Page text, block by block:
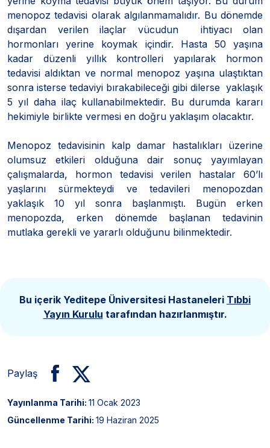
menopoz tedavisi olarak algılanmamalıdır. Bu dönemde
dışardan verilen ilaçlar vücudun ihtiyacı olan
hormonları yerine koymak içindir. Hasta 50 yaşına
kadar düzenli yıllık kontrolleri yapılarak hormon
tedavisi aldıktan ve normal menopoz yaşına ulaştıktan
sonra isterse tedaviyi bırakabileceği gibi dilerse yaklaşık
5 yıl daha ilaç kullanabilmektedir. Bu durumda kararı
hekimiyle birlikte vermesi en doğru yaklaşım olacaktır.
Menopoz tedavisinin kalp damar hastalıkları üzerine
olumsuz etkileri olduğuna dair sonuç yayımlayan
çalışmalarda, hormon tedavisi verilen hastalar 60’lı
yaşlarını sürmekteydi ve tedavileri menopozdan
yaklaşık 10 yıl sonra başlanmıştı. Bugün erken
menopozda, erken dönemde başlanan tedavinin
mutlaka gerekli ve yararlı olduğunu bilinmektedir.
Bu içerik Yeditepe Üniversitesi Hastaneleri Tıbbi
Yayın Kurulu tarafından hazırlanmıştır.
Paylaş
Yayınlanma Tarihi: 11 Ocak 2023
Güncellenme Tarihi: 19 Haziran 2025